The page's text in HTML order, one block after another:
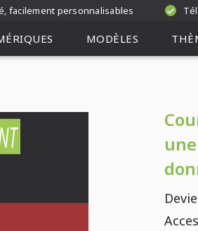
facilement personnalisables
MODÈLES